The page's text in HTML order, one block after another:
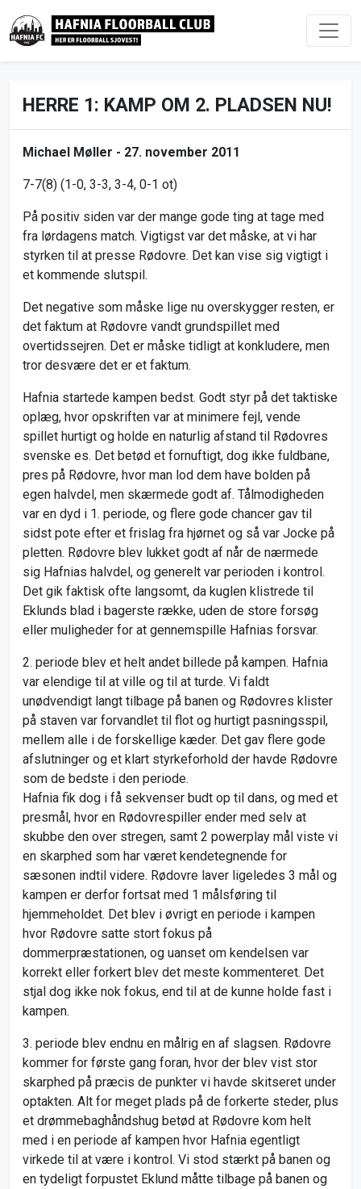
HERRE 1: KAMP OM 2. PLADSEN NU!
Michael Møller - 27. november 2011
7-7(8) (1-0, 3-3, 3-4, 0-1 ot)
På positiv siden var der mange gode ting at tage med
fra lørdagens match. Vigtigst var det måske, at vi har
styrken til at presse Rødovre. Det kan vise sig vigtigt i
et kommende slutspil.
Det negative som måske lige nu overskygger resten, er
det faktum at Rødovre vandt grundspillet med
overtidssejren. Det er måske tidligt at konkludere, men
tror desvære det er et faktum.
Hafnia startede kampen bedst. Godt styr på det taktiske
oplæg, hvor opskriften var at minimere fejl, vende
spillet hurtigt og holde en naturlig afstand til Rødovres
svenske es. Det betød et fornuftigt, dog ikke fuldbane,
pres på Rødovre, hvor man lod dem have bolden på
egen halvdel, men skærmede godt af. Tålmodigheden
var en dyd i 1. periode, og flere gode chancer gav til
sidst pote efter et frislag fra hjørnet og så var Jocke på
pletten. Rødovre blev lukket godt af når de nærmede
sig Hafnias halvdel, og generelt var perioden i kontrol.
Det gik faktisk ofte langsomt, da kuglen klistrede til
Eklunds blad i bagerste række, uden de store forsøg
eller muligheder for at gennemspille Hafnias forsvar.
2. periode blev et helt andet billede på kampen. Hafnia
var elendige til at ville og til at turde. Vi faldt
unødvendigt langt tilbage på banen og Rødovres klister
på staven var forvandlet til flot og hurtigt pasningsspil,
mellem alle i de forskellige kæder. Det gav flere gode
afslutninger og et klart styrkeforhold der havde Rødovre
som de bedste i den periode.
Hafnia fik dog i få sekvenser budt op til dans, og med et
presmål, hvor en Rødovrespiller ender med selv at
skubbe den over stregen, samt 2 powerplay mål viste vi
en skarphed som har været kendetegnende for
sæsonen indtil videre. Rødovre laver ligeledes 3 mål og
kampen er derfor fortsat med 1 målsføring til
hjemmeholdet. Det blev i øvrigt en periode i kampen
hvor Rødovre satte stort fokus på
dommerpræstationen, og uanset om kendelsen var
korrekt eller forkert blev det meste kommenteret. Det
stjal dog ikke nok fokus, end til at de kunne holde fast i
kampen.
3. periode blev endnu en målrig en af slagsen. Rødovre
kommer for første gang foran, hvor der blev vist stor
skarphed på præcis de punkter vi havde skitseret under
optakten. Alt for meget plads på de forkerte steder, plus
et drømmebaghåndshug betød at Rødovre kom helt
med i en periode af kampen hvor Hafnia egentligt
virkede til at være i kontrol. Vi stod stærkt på banen og
en tydeligt forpustet Eklund måtte tilbage på banen og